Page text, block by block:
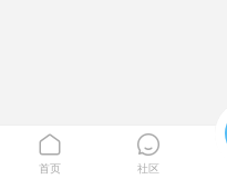

首页

社区